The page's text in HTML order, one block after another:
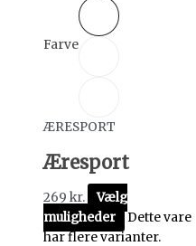
Farve
ÆRESPORT
Æresport
269 kr.
Vælg
muligheder
Dette vare
har flere varianter.